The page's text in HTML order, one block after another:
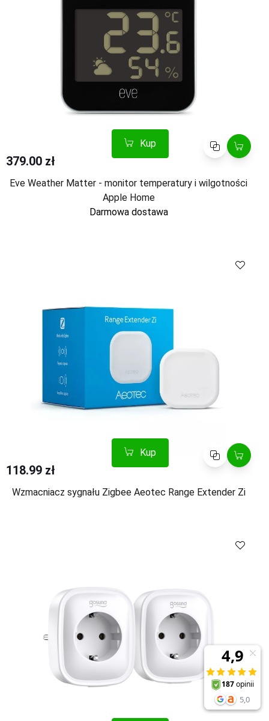
Kup Porównaj
379.00 zł
Eve Weather Matter - monitor temperatury i wilgotności
Apple Home
Darmowa dostawa
Kup Porównaj
118.99 zł
Wzmacniacz sygnału Zigbee Aeotec Range Extender Zi